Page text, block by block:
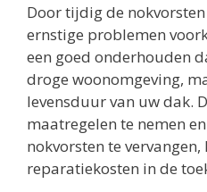
Door tijdig de
ernstige problemen
een goed onderhouden
droge woonomgeving,
levensduur van uw dak.
maatregelen te nemen
nokvorsten te
reparatiekosten in de